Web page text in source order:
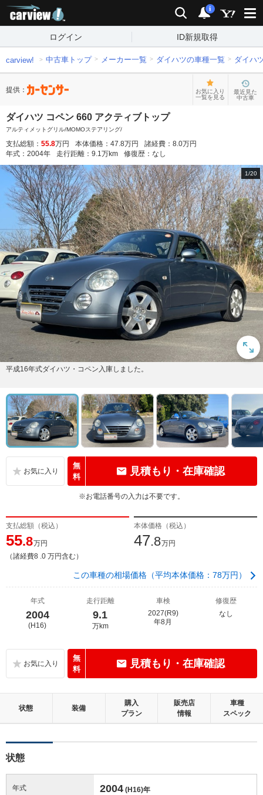
検索 通知
i
ログイン ID新規取得
carview! 中古車トップ メーカー一覧 ダイハツの車種一覧 ダイハ
提供：
お気に入り
一覧を見る
最近見た
中古車
ダイハツ コペン 660 アクティブトップ
アルティメットグリル/MOMOステアリング/
支払総額： 55.8万円 本体価格： 47.8万円 諸経費： 8.0万円
年式： 2004年 走行距離： 9.1万km 修復歴： なし
1/20
平成16年式ダイハツ・コペン入庫しました。
無
料
見積もり・在庫確認
※お電話番号の入力は不要です。
支払総額（税込）
55.8万円
（諸経費8 .0 万円含む）
本体価格（税込）
47.8万円
この車種の相場価格（平均本体価格：78万円）
年式
2004
(H16)
走行距離
9.1
万km
車検
2027(R9)
年8月
修復歴
なし
無
料
見積もり・在庫確認
状態 装備
購入
プラン
販売店
情報
車種
スペック
状態
年式 2004 (H16)年